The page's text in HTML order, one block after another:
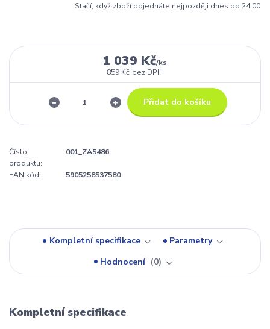
Stačí, když zboží objednáte nejpozději dnes do 24:00
1 039 Kč/ks
859 Kč bez DPH
Přidat do košíku
Číslo
produktu:
001_ZA5486
EAN kód: 5905258537580
Kompletní specifikace
Parametry
Hodnocení
0
Kompletní specifikace